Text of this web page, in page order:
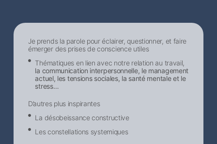
Je prends la parole pour éclairer, questionner, et faire
émerger des prises de conscience utiles
Thématiques en lien avec notre relation au travail,
la communication interpersonnelle, le management
actuel, les tensions sociales, la santé mentale et le
stress…
D’autres plus inspirantes
La désobeissance constructive
Les constellations systemiques